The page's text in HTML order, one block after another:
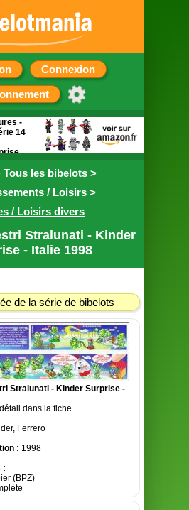
Connexion
Tous les bibelots>
/ Loisirs >
/ Loisirs divers
Stralunati - Kinder
- Italie 1998
de la série de bibelots
Stralunati - Kinder Surprise -
dans la fiche
Ferrero
: 1998
:
(BPZ)
-
14